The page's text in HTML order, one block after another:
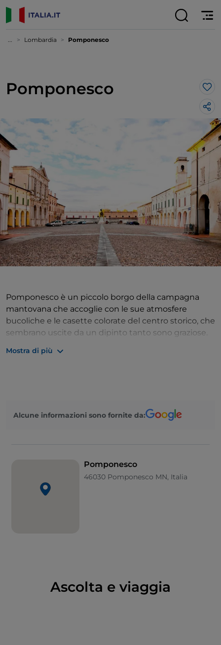
... Lombardia Pomponesco
Pomponesco
Pomponesco è un piccolo borgo della campagna
mantovana che accoglie con le sue atmosfere
bucoliche e le casette colorate del centro storico, che
sembrano uscite da un dipinto tanto sono graziose.
la natura è proprio uno degli elementi che più danno
dagli scorci intrisi di bellezza delle strade antiche, dai
Teatro 900, tipico teatrino di paese come ne
esistevano molti un secolo fa in questa zona, oggi
rarità da tutelare e valorizzare.
Mostra di più
Alcune informazioni sono fornite da:
Pomponesco
46030 Pomponesco MN, Italia
Ascolta e viaggia